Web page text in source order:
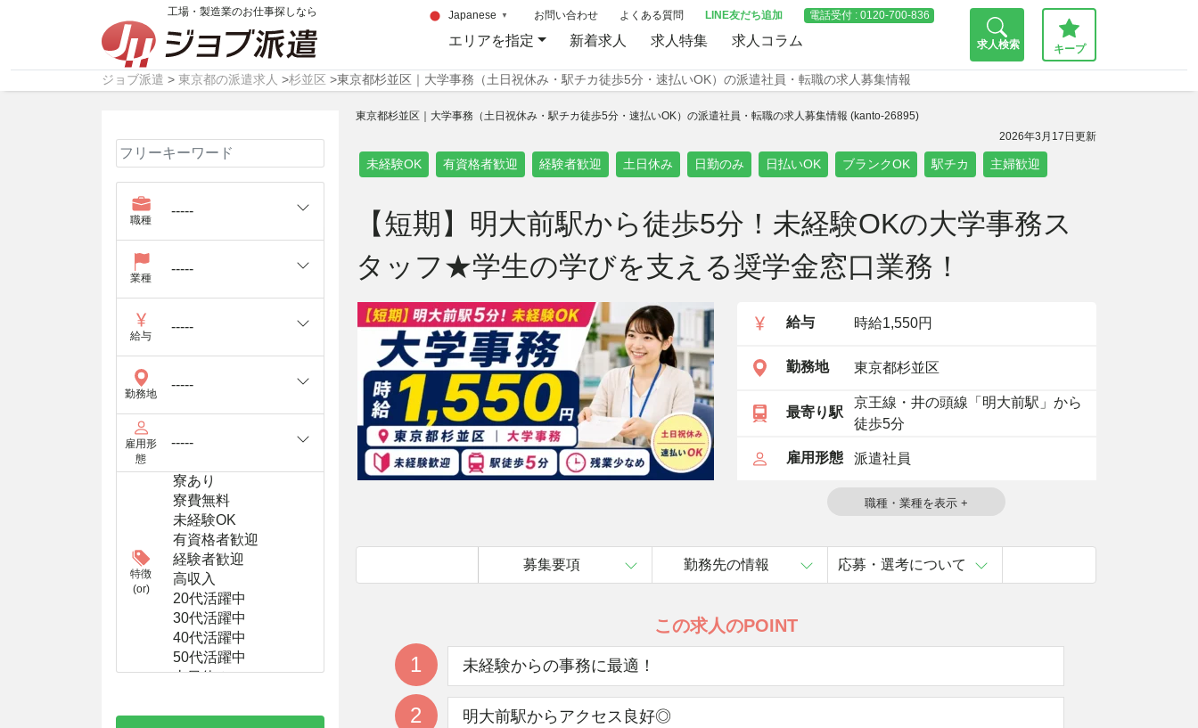
工場・製造業のお仕事探しなら Japanese ▼ お問い合わせ よくある質問 LINE友だち追加 電話受付 : 0120-700-836
エリアを指定 新着求人 求人特集 求人コラム 求人検索 キープ
ジョブ派遣 > 東京都の派遣求人 >杉並区 >東京都杉並区｜大学事務（土日祝休み・駅チカ徒歩5分・速払いOK）の派遣社員・転職の求人募集情報
東京都杉並区｜大学事務（土日祝休み・駅チカ徒歩5分・速払いOK）の派遣社員・転職の求人募集情報 (kanto-26895)
2026年3月17日更新
未経験OK 有資格者歓迎 経験者歓迎 土日休み 日勤のみ 日払いOK ブランクOK 駅チカ 主婦歓迎
【短期】明大前駅から徒歩5分！未経験OKの大学事務ス
タッフ★学生の学びを支える奨学金窓口業務！
給与 時給1,550円
勤務地 東京都杉並区
最寄り駅
京王線・井の頭線「明大前駅」から
徒歩5分
雇用形態 派遣社員
募集要項 勤務先の情報 応募・選考について
この求人のPOINT
1 未経験からの事務に最適！
2 明大前駅からアクセス良好◎
職種
業種
給与
勤務地
雇用形
態
特徴
(or)